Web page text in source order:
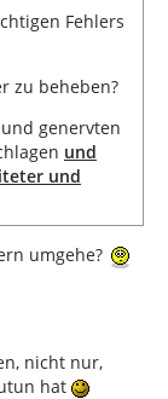
Fehlers
zu beheben?
genervten
und
und
umgehe?
nicht nur,
hat